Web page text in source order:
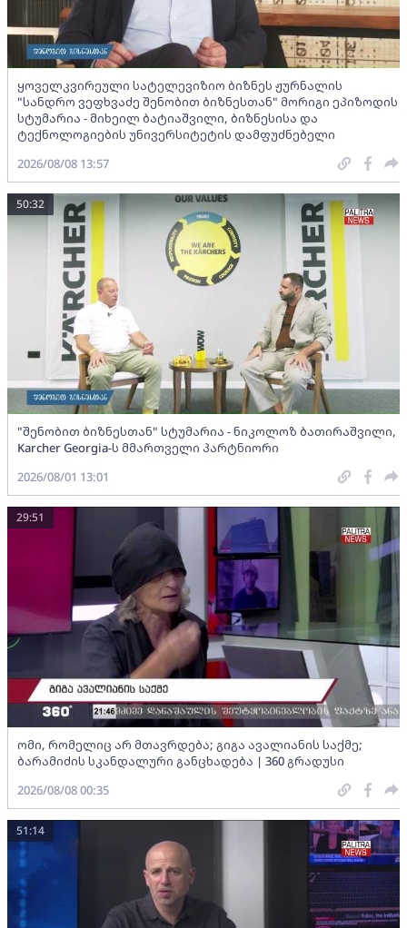
ყოველკვირეული სატელევიზიო ბიზნეს ჟურნალის
"სანდრო ვეფხვაძე შენობით ბიზნესთან" მორიგი ეპიზოდის
სტუმარია - მიხეილ ბატიაშვილი, ბიზნესისა და
ტექნოლოგიების უნივერსიტეტის დამფუძნებელი
2026/08/08 13:57
"შენობით ბიზნესთან" სტუმარია - ნიკოლოზ ბათირაშვილი,
Karcher Georgia-ს მმართველი პარტნიორი
50:32
2026/08/01 13:01
ომი, რომელიც არ მთავრდება; გიგა ავალიანის საქმე;
ბარამიძის სკანდალური განცხადება | 360 გრადუსი
29:51
2026/08/08 00:35
51:14